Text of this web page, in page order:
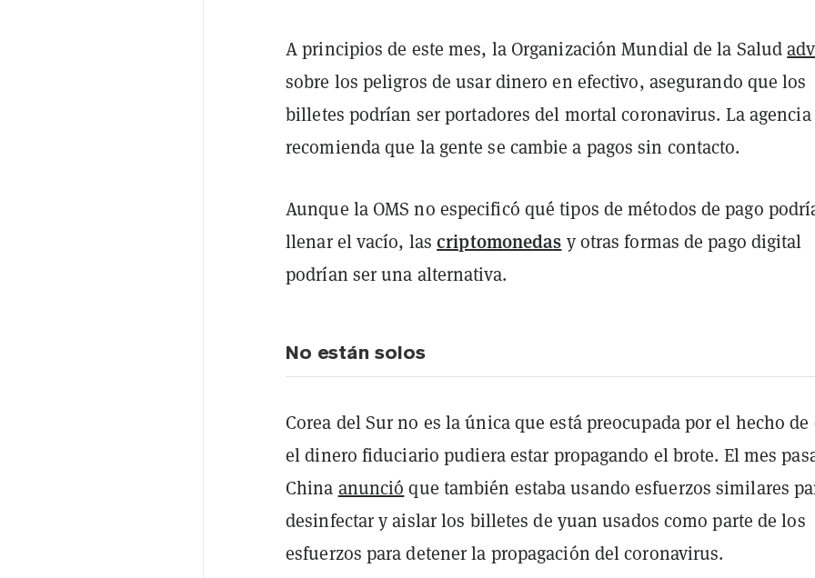
A principios de este mes, la Organización Mundial de la Salud
sobre los peligros de usar dinero en efectivo, asegurando que los
billetes podrían ser portadores del mortal coronavirus. La agencia
recomienda que la gente se cambie a pagos sin contacto.
Aunque la OMS no especificó qué tipos de métodos de pago
llenar el vacío, lascriptomonedas y otras formas de pago digital
podrían ser una alternativa.
No están solos
Corea del Sur no es la única que está preocupada por el hecho de
el dinero fiduciario pudiera estar propagando el brote. El mes
China anunció que también estaba usando esfuerzos similares
desinfectar y aislar los billetes de yuan usados como parte de los
esfuerzos para detener la propagación del coronavirus.